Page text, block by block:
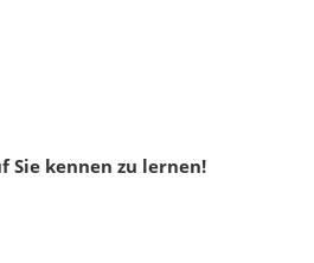
Sie kennen zu lernen!